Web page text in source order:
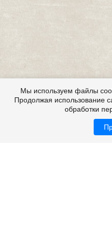
Мы используем файлы
Продолжая использование
обработки